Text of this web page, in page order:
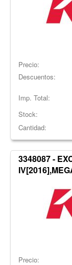
Precio:
Descuentos:
Imp. Total:
Stock:
Cantidad:
3348087 -
Precio: